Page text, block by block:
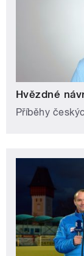
Hvězdné
Příběhy